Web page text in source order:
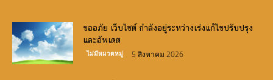
ขออภัย เว็บไซต์ กำลังอยู่ระหว่างเร่งแก้ไขปรับปรุง
และอัพเดต
ไม่มีหมวดหมู่ 5 สิงหาคม 2026